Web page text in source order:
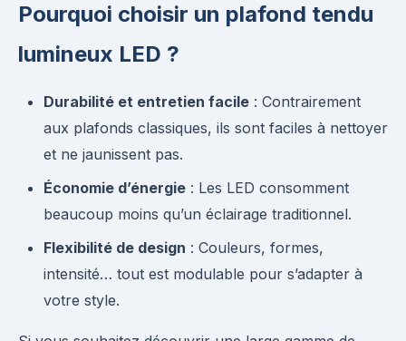
Pourquoi choisir un plafond tendu
lumineux LED ?
Durabilité et entretien facile : Contrairement
aux plafonds classiques, ils sont faciles à nettoyer
et ne jaunissent pas.
Économie d’énergie : Les LED consomment
beaucoup moins qu’un éclairage traditionnel.
Flexibilité de design : Couleurs, formes,
intensité… tout est modulable pour s’adapter à
votre style.